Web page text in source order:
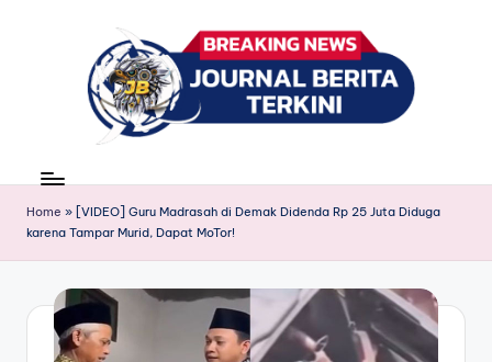
r
n
a
news
Home » [VIDEO] Guru Madrasah di Demak Didenda Rp 25 Juta Diduga
karena Tampar Murid, Dapat MoTor!